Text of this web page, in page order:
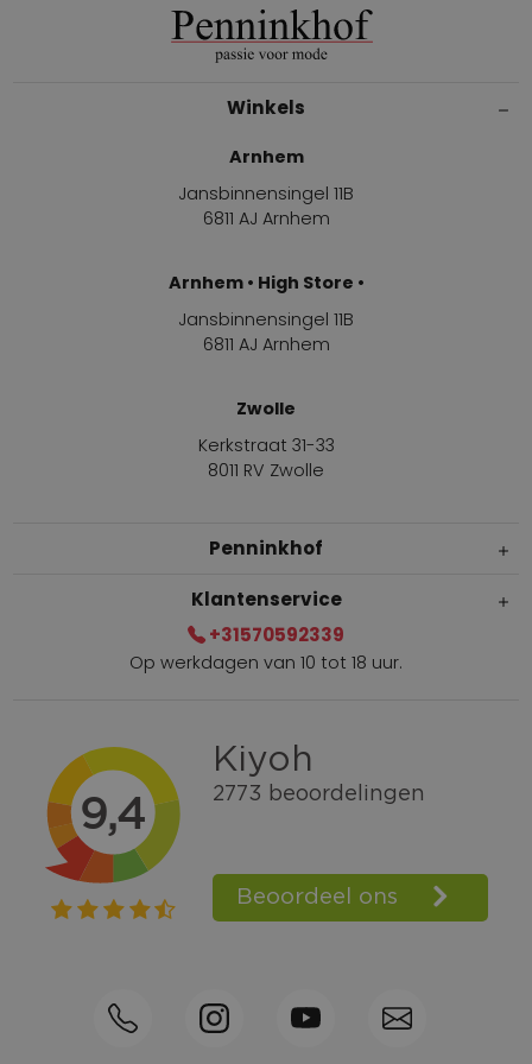
Winkels
Arnhem
Jansbinnensingel 11B
6811 AJ Arnhem
Arnhem • High Store •
Jansbinnensingel 11B
6811 AJ Arnhem
Zwolle
Kerkstraat 31-33
8011 RV Zwolle
Penninkhof
Gratis verzending vanaf € 100,=
Bel +31570592339
Spaarpunten
Shop the Look
Telefonisch bestellen ook mogelijk
Klantenservice
+31570592339
Op werkdagen van 10 tot 18 uur.